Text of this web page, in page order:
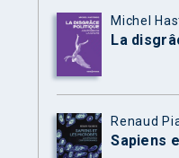
Michel
La
Renaud
Sapiens